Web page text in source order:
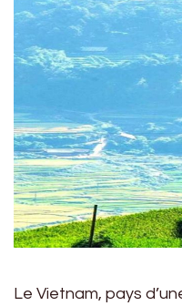
Le Vietnam, pays